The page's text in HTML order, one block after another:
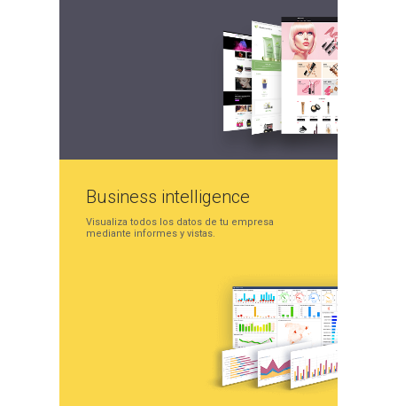
Business intelligence
Visualiza todos los datos de tu empresa
mediante informes y vistas.